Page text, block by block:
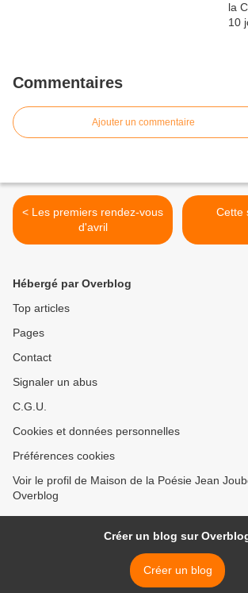
Commentaires
Ajouter un commentaire
< Les premiers rendez-vous
d'avril
Hébergé par Overblog
Top articles
Pages
Contact
Signaler un abus
C.G.U.
Cookies et données personnelles
Préférences cookies
Voir le profil de Maison de la Poésie Jean
Overblog
Créer un blog sur
Créer un blog